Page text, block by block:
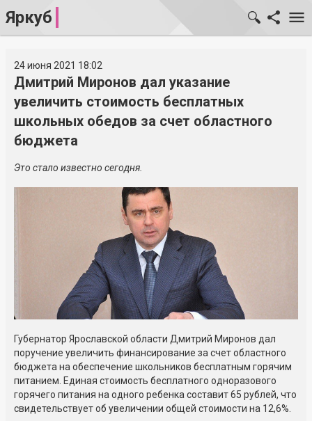
Яркуб
24 июня 2021 18:02
Дмитрий Миронов дал указание
увеличить стоимость бесплатных
школьных обедов за счет областного
бюджета
Это стало известно сегодня.
Губернатор Ярославской области Дмитрий Миронов дал
поручение увеличить финансирование за счет областного
бюджета на обеспечение школьников бесплатным горячим
питанием. Единая стоимость бесплатного одноразового
горячего питания на одного ребенка составит 65 рублей, что
свидетельствует об увеличении общей стоимости на 12,6%.